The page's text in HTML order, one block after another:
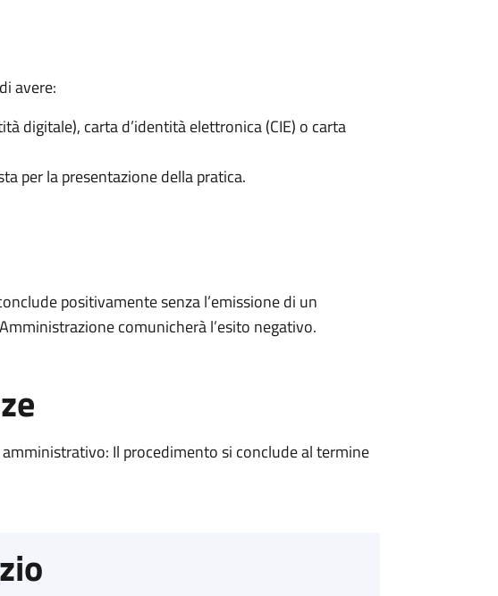
avere:
digitale), carta d’identità elettronica (CIE) o carta
per la presentazione della pratica.
positivamente senza l’emissione di un
comunicherà l’esito negativo.
Il procedimento si conclude al termine